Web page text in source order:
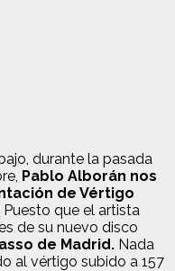
durante la pasada
Pablo Alborán nos
de Vértigo
Puesto que el artista
de su nuevo disco
de Madrid. Nada
al vértigo subido a 157